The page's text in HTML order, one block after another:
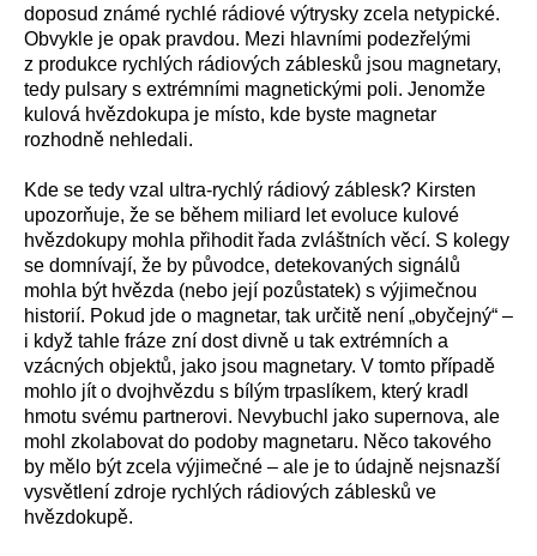
doposud známé rychlé rádiové výtrysky zcela netypické.
Obvykle je opak pravdou. Mezi hlavními podezřelými
z produkce rychlých rádiových záblesků jsou magnetary,
tedy pulsary s extrémními magnetickými poli. Jenomže
kulová hvězdokupa je místo, kde byste magnetar
rozhodně nehledali.
Kde se tedy vzal ultra-rychlý rádiový záblesk? Kirsten
upozorňuje, že se během miliard let evoluce kulové
hvězdokupy mohla přihodit řada zvláštních věcí. S kolegy
se domnívají, že by původce, detekovaných signálů
mohla být hvězda (nebo její pozůstatek) s výjimečnou
historií. Pokud jde o magnetar, tak určitě není „obyčejný“ –
i když tahle fráze zní dost divně u tak extrémních a
vzácných objektů, jako jsou magnetary. V tomto případě
mohlo jít o dvojhvězdu s bílým trpaslíkem, který kradl
hmotu svému partnerovi. Nevybuchl jako supernova, ale
mohl zkolabovat do podoby magnetaru. Něco takového
by mělo být zcela výjimečné – ale je to údajně nejsnazší
vysvětlení zdroje rychlých rádiových záblesků ve
hvězdokupě.